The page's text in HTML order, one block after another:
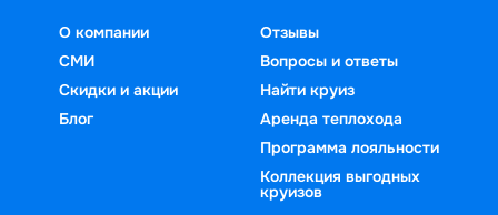
О компании
СМИ
Скидки и акции
Блог
Отзывы
Вопросы и ответы
Найти круиз
Аренда теплохода
Программа лояльности
Коллекция выгодных
круизов